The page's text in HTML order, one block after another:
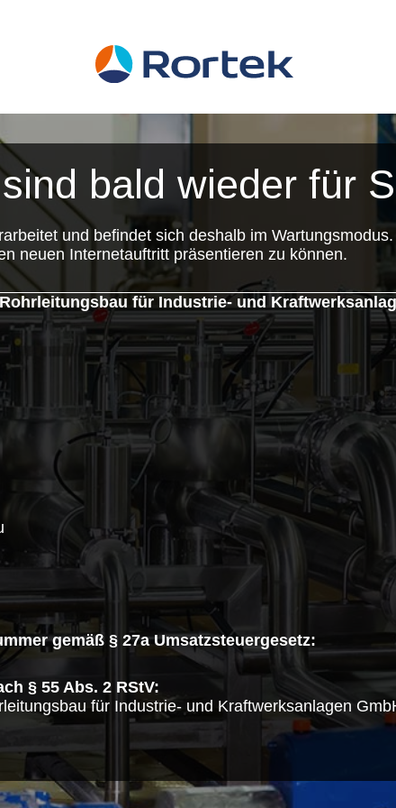
bald wieder für
und befindet sich deshalb im Wartungsmodus.
neuen Internetauftritt präsentieren zu können.
für Industrie- und
gemäß § 27a Umsatzsteuergesetz:
§ 55 Abs. 2 RStV:
für Industrie- und Kraftwerksanlagen